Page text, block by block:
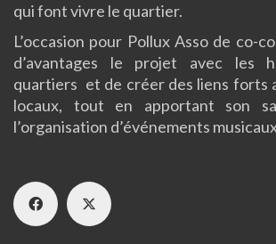
qui font vivre le quartier.
L’occasion pour Pollux Asso de co-
d’avantages le projet avec les
quartiers et de créer des liens forts
locaux, tout en apportant son
l’organisation d’événements